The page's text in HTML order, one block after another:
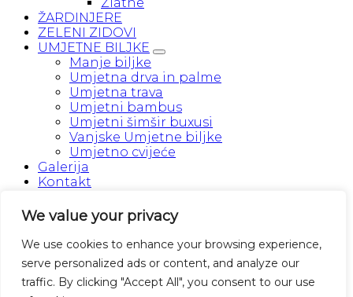
We value your privacy
We use cookies to enhance your browsing experience,
serve personalized ads or content, and analyze our
traffic. By clicking "Accept All", you consent to our use
ŽARDINJERE
ZELENI ZIDOVI
UMJETNE BILJKE
Manje biljke
Umjetna drva in palme
Umjetna trava
Umjetni bambus
Umjetni šimšir buxusi
Vanjske Umjetne biljke
Umjetno cvijeće
Galerija
Kontakt
Prijava
Korisničko ime ili adresa e-pošte*Obvezno